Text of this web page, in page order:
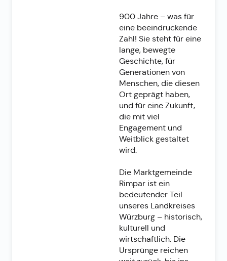
900 Jahre – was für
eine beeindruckende
Zahl! Sie steht für eine
lange, bewegte
Geschichte, für
Generationen von
Menschen, die diesen
Ort geprägt haben,
und für eine Zukunft,
die mit viel
Engagement und
Weitblick gestaltet
wird.
Die Marktgemeinde
Rimpar ist ein
bedeutender Teil
unseres Landkreises
Würzburg – historisch,
kulturell und
wirtschaftlich. Die
Ursprünge reichen